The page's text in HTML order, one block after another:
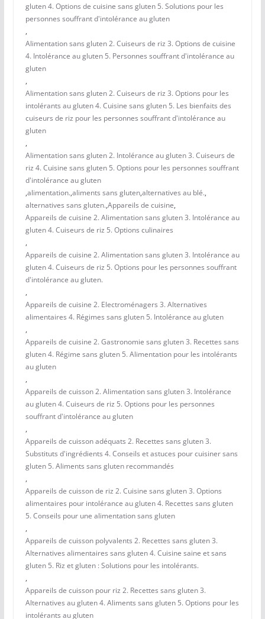
gluten 4. Options de cuisine sans gluten 5. Solutions pour les
personnes souffrant d'intolérance au gluten
,
Alimentation sans gluten 2. Cuiseurs de riz 3. Options de cuisine
4. Intolérance au gluten 5. Personnes souffrant d'intolérance au
gluten
,
Alimentation sans gluten 2. Cuiseurs de riz 3. Options pour les
intolérants au gluten 4. Cuisine sans gluten 5. Les bienfaits des
cuiseurs de riz pour les personnes souffrant d'intolérance au
gluten
,
Alimentation sans gluten 2. Intolérance au gluten 3. Cuiseurs de
riz 4. Cuisine sans gluten 5. Options pour les personnes souffrant
d'intolérance au gluten
,alimentation.,aliments sans gluten,alternatives au blé.,
alternatives sans gluten.,Appareils de cuisine,
Appareils de cuisine 2. Alimentation sans gluten 3. Intolérance au
gluten 4. Cuiseurs de riz 5. Options culinaires
,
Appareils de cuisine 2. Alimentation sans gluten 3. Intolérance au
gluten 4. Cuiseurs de riz 5. Options pour les personnes souffrant
d'intolérance au gluten.
,
Appareils de cuisine 2. Electroménagers 3. Alternatives
alimentaires 4. Régimes sans gluten 5. Intolérance au gluten
,
Appareils de cuisine 2. Gastronomie sans gluten 3. Recettes sans
gluten 4. Régime sans gluten 5. Alimentation pour les intolérants
au gluten
,
Appareils de cuisson 2. Alimentation sans gluten 3. Intolérance
au gluten 4. Cuiseurs de riz 5. Options pour les personnes
souffrant d'intolérance au gluten
,
Appareils de cuisson adéquats 2. Recettes sans gluten 3.
Substituts d'ingrédients 4. Conseils et astuces pour cuisiner sans
gluten 5. Aliments sans gluten recommandés
,
Appareils de cuisson de riz 2. Cuisine sans gluten 3. Options
alimentaires pour intolérance au gluten 4. Recettes sans gluten
5. Conseils pour une alimentation sans gluten
,
Appareils de cuisson polyvalents 2. Recettes sans gluten 3.
Alternatives alimentaires sans gluten 4. Cuisine saine et sans
gluten 5. Riz et gluten : Solutions pour les intolérants.
,
Appareils de cuisson pour riz 2. Recettes sans gluten 3.
Alternatives au gluten 4. Aliments sans gluten 5. Options pour les
intolérants au gluten